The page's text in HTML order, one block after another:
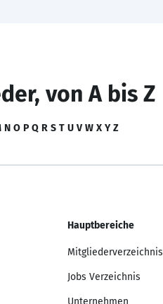
von A bis Z
N O P Q R S T U V W X Y Z
Hauptbereiche
Mitgliederverzeichnis
Jobs Verzeichnis
Unternehmen